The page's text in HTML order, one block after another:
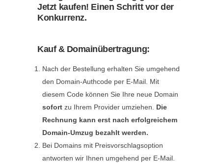
Jetzt kaufen! Einen Schritt vor der
Konkurrenz.
Kauf & Domainübertragung:
Nach der Bestellung erhalten Sie umgehend
den Domain-Authcode per E-Mail. Mit
diesem Code können Sie Ihre neue Domain
sofort zu Ihrem Provider umziehen. Die
Rechnung kann erst nach erfolgreichem
Domain-Umzug bezahlt werden.
Bei Domains mit Preisvorschlagsoption
antworten wir Ihnen umgehend per E-Mail.